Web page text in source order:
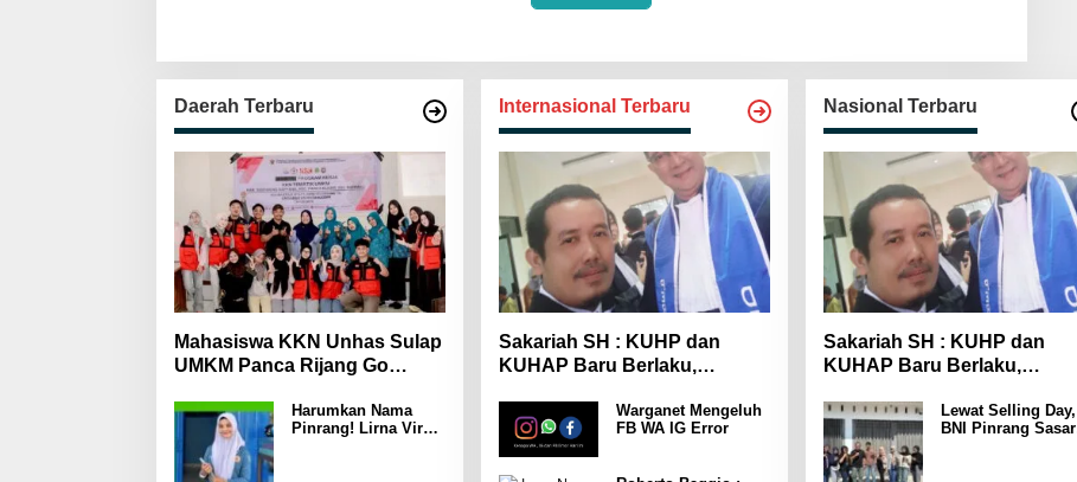
Daerah Terbaru
Mahasiswa KKN Unhas Sulap
UMKM Panca Rijang Go
Antusias Ikuti Pelatihan
Harumkan Nama
Pinrang! Lirna Virna
Internasional Terbaru
Sakariah SH : KUHP dan
KUHAP Baru Berlaku,
Waspada
Warganet Mengeluh
FB WA IG Error
Nasional Terbaru
Sakariah SH : KUHP dan
KUHAP Baru Berlaku,
Waspada
Lewat Selling Day,
BNI Pinrang Sasar